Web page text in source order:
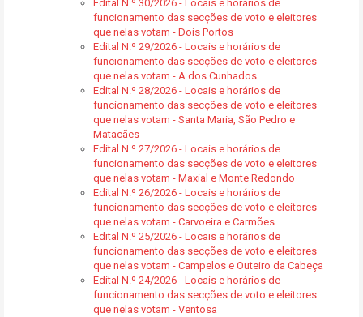
Edital N.º 30/2026 - Locais e horários de
funcionamento das secções de voto e eleitores
que nelas votam - Dois Portos
Edital N.º 29/2026 - Locais e horários de
funcionamento das secções de voto e eleitores
que nelas votam - A dos Cunhados
Edital N.º 28/2026 - Locais e horários de
funcionamento das secções de voto e eleitores
que nelas votam - Santa Maria, São Pedro e
Matacães
Edital N.º 27/2026 - Locais e horários de
funcionamento das secções de voto e eleitores
que nelas votam - Maxial e Monte Redondo
Edital N.º 26/2026 - Locais e horários de
funcionamento das secções de voto e eleitores
que nelas votam - Carvoeira e Carmões
Edital N.º 25/2026 - Locais e horários de
funcionamento das secções de voto e eleitores
que nelas votam - Campelos e Outeiro da Cabeça
Edital N.º 24/2026 - Locais e horários de
funcionamento das secções de voto e eleitores
que nelas votam - Ventosa